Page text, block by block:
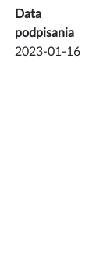
Data
podpisania
2023-01-16